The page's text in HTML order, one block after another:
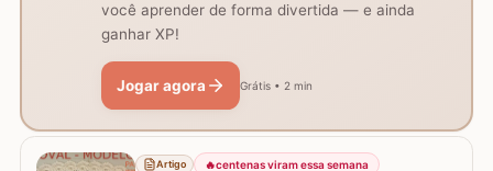
você aprender de forma divertida — e ainda
ganhar XP!
Jogar agora Grátis • 2 min
Artigo 🔥centenas viram essa semana